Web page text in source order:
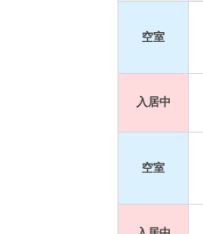
空室
入居中
空室